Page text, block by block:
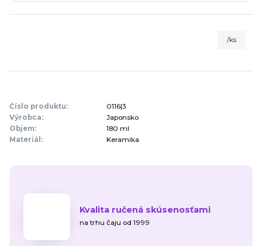
/ks
Číslo produktu:
0116|3
Výrobca:
Japonsko
Objem:
180 ml
Materiál:
Keramika
Kvalita ručená skúsenosťami
na trhu čaju od 1999